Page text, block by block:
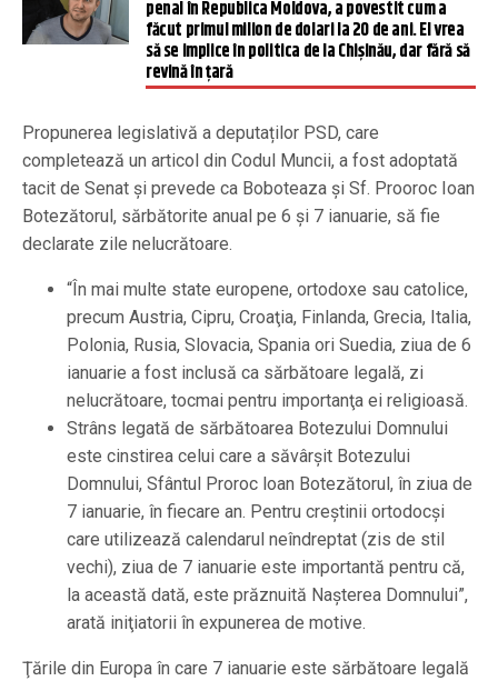
penal în Republica Moldova, a povestit cum a
făcut primul milion de dolari la 20 de ani. El vrea
să se implice în politica de la Chişinău, dar fără să
revină în ţară
Propunerea legislativă a deputaților PSD, care
completează un articol din Codul Muncii, a fost adoptată
tacit de Senat și prevede ca Boboteaza şi Sf. Prooroc Ioan
Botezătorul, sărbătorite anual pe 6 şi 7 ianuarie, să fie
declarate zile nelucrătoare.
“În mai multe state europene, ortodoxe sau catolice,
precum Austria, Cipru, Croaţia, Finlanda, Grecia, Italia,
Polonia, Rusia, Slovacia, Spania ori Suedia, ziua de 6
ianuarie a fost inclusă ca sărbătoare legală, zi
nelucrătoare, tocmai pentru importanţa ei religioasă.
Strâns legată de sărbătoarea Botezului Domnului
este cinstirea celui care a săvârşit Botezului
Domnului, Sfântul Proroc loan Botezătorul, în ziua de
7 ianuarie, în fiecare an. Pentru creştinii ortodocşi
care utilizează calendarul neîndreptat (zis de stil
vechi), ziua de 7 ianuarie este importantă pentru că,
la această dată, este prăznuită Naşterea Domnului”,
arată iniţiatorii în expunerea de motive.
Ţările din Europa în care 7 ianuarie este sărbătoare legală